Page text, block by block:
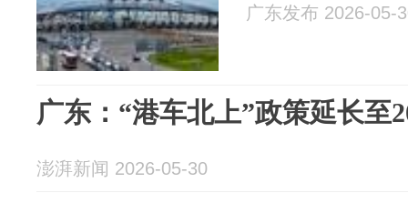
广东发布 2026-05-
广东：“港车北上”政策延长至
澎湃新闻 2026-05-30